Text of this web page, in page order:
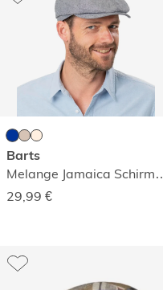
Barts
Melange
29,99 €